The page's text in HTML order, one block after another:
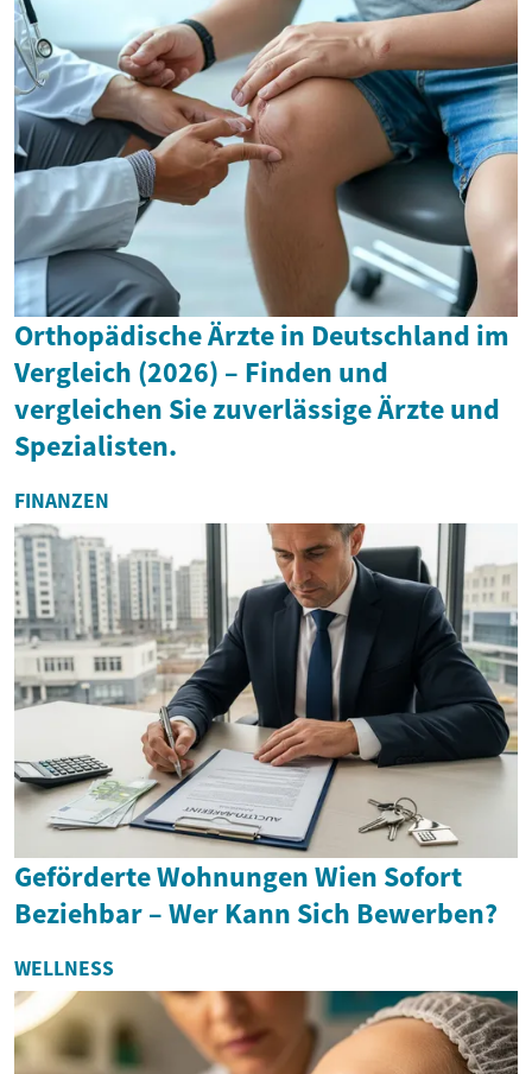
Orthopädische Ärzte in Deutschland im
Vergleich (2026) – Finden und
vergleichen Sie zuverlässige Ärzte und
Spezialisten.
FINANZEN
Geförderte Wohnungen Wien Sofort
Beziehbar – Wer Kann Sich Bewerben?
WELLNESS